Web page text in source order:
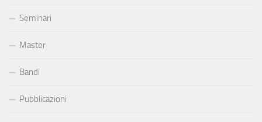
Seminari
Master
Bandi
Pubblicazioni